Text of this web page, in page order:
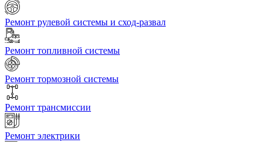
Ремонт рулевой системы и сход-развал
Ремонт топливной системы
Ремонт тормозной системы
Ремонт трансмиссии
Ремонт электрики